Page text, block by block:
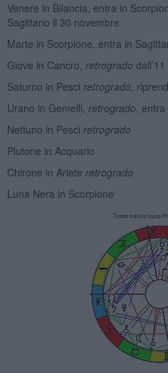
Venere in Bilancia, entra in
Sagittario il 30 novembre
Marte in Scorpione, entra in
Giove in Cancro, retrogrado
Saturno in Pesci retrogrado,
Urano in Gemelli, retrogrado, entra
Nettuno in Pesci retrogrado
Plutone in Acquario
Chirone in Ariete retrogrado
Luna Nera in Scorpione